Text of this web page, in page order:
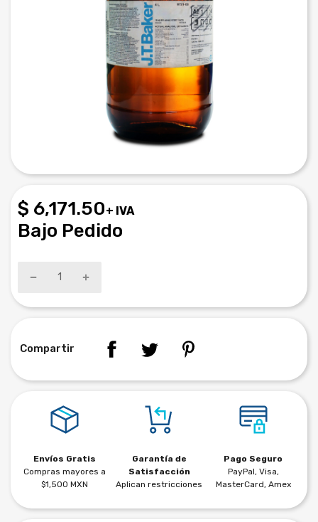
$ 6,171.50+ IVA
Bajo Pedido
Compartir
Envíos Gratis
Compras mayores a
$1,500 MXN
Garantía de
Satisfacción
Aplican restricciones
Pago Seguro
PayPal, Visa,
MasterCard, Amex